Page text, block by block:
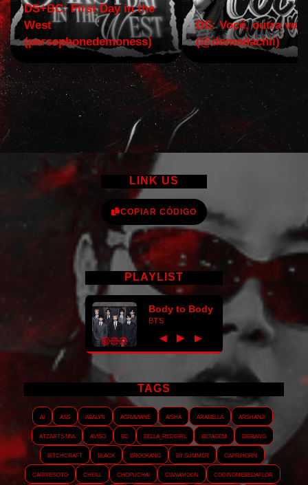
DS+BC: First Day in the
West
(persephonedemoness)
DS: Você, outra vez!
(@domodachii)
LINK US
COPIAR CÓDIGO
PLAYLIST
Body to Body
BTS
◀ ► ▶
TAGS
AI ASS Abalyn Agraviane Aisha Arabella
Arshanji
Atzarts Mia
Aviso BC Bella_RedGirl Betagem
Bigbang
Bitchcraft
Black Brookang By.summer
Caprihorn
Carriesoto
Cheill Chopuchai Cianamoon Codinomebeijaflor